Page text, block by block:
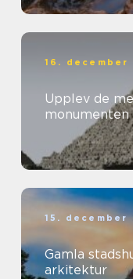
16. december
Upplev de
15. december
Gamla
arkitektur